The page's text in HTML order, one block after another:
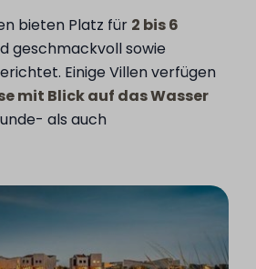
bieten Platz für 2 bis 6
geschmackvoll sowie
Einige Villen verfügen
mit Blick auf das Wasser
als auch